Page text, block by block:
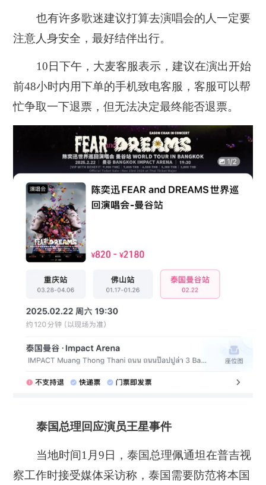
也有许多歌迷建议打算去演唱会的人一定要
注意人身安全，最好结伴出行。
10日下午，大麦客服表示，建议在演出开始
前48小时内用下单的手机致电客服，客服可以帮
忙争取一下退票，但无法决定最终能否退票。
泰国总理回应演员王星事件
当地时间1月9日，泰国总理佩通坦在普吉视
察工作时接受媒体采访称，泰国需要防范将本国